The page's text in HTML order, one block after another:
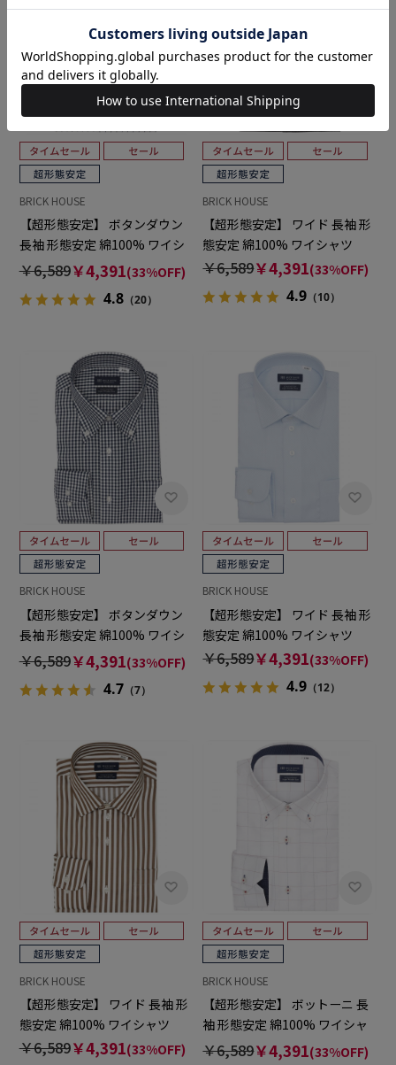
BRICK HOUSE
【超形態安定】 ボタンダウン
長袖 形態安定 綿100% ワイシ
ャツ
￥6,589￥4,391(33%OFF)
4.8（20）
BRICK HOUSE
【超形態安定】 ワイド 長袖 形
態安定 綿100% ワイシャツ
￥6,589￥4,391(33%OFF)
4.9 （10）
BRICK HOUSE
【超形態安定】 ボタンダウン
長袖 形態安定 綿100% ワイシ
ャツ
￥6,589￥4,391(33%OFF)
4.7（7）
BRICK HOUSE
【超形態安定】 ワイド 長袖 形
態安定 綿100% ワイシャツ
￥6,589￥4,391(33%OFF)
4.9 （12）
BRICK HOUSE
【超形態安定】 ワイド 長袖 形
態安定 綿100% ワイシャツ
￥6,589￥4,391(33%OFF)
BRICK HOUSE
【超形態安定】 ボットーニ 長
袖 形態安定 綿100% ワイシャ
ツ
￥6,589￥4,391(33%OFF)